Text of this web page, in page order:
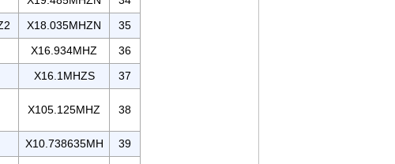
X18.035MHZN
35
X16.934MHZ
36
X16.1MHZS 37
X105.125MHZ 38
X10.738635MH 39